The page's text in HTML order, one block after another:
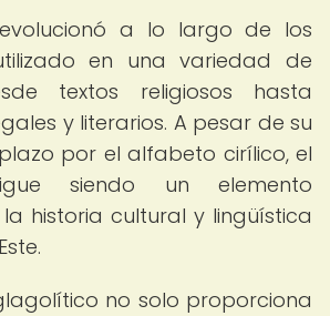
a lo largo de los
en una variedad de
textos religiosos hasta
y literarios. A pesar de su
por el alfabeto cirílico, el
siendo un elemento
historia cultural y lingüística
no solo proporciona